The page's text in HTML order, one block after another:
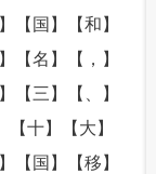
【国】【和】
【名】【，】
【三】【、】
【十】【大】
【国】【移】